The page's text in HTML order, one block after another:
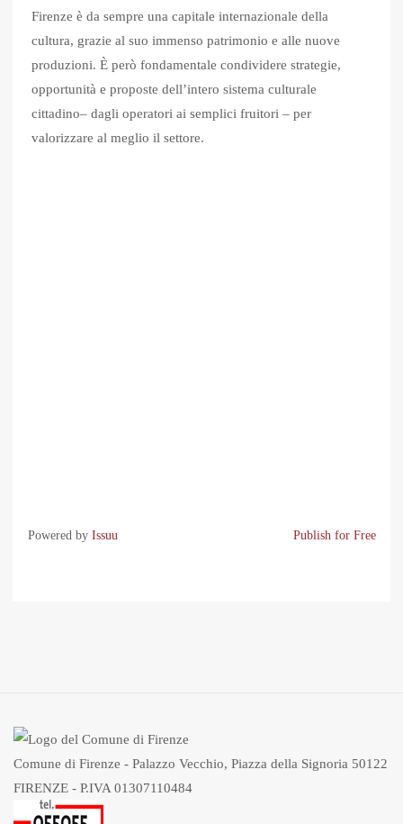
Firenze è da sempre una capitale internazionale della
cultura, grazie al suo immenso patrimonio e alle nuove
produzioni. È però fondamentale condividere strategie,
opportunità e proposte dell’intero sistema culturale
cittadino– dagli operatori ai semplici fruitori – per
valorizzare al meglio il settore.
Powered by Issuu Publish for Free
Comune di Firenze - Palazzo Vecchio, Piazza della Signoria 50122
FIRENZE - P.IVA 01307110484